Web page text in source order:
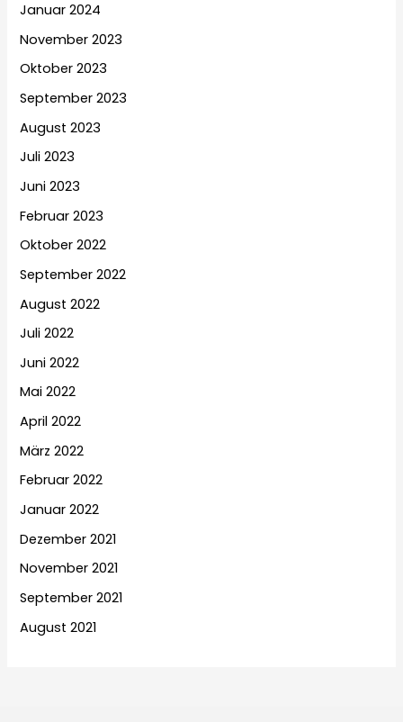
Januar 2024
November 2023
Oktober 2023
September 2023
August 2023
Juli 2023
Juni 2023
Februar 2023
Oktober 2022
September 2022
August 2022
Juli 2022
Juni 2022
Mai 2022
April 2022
März 2022
Februar 2022
Januar 2022
Dezember 2021
November 2021
September 2021
August 2021